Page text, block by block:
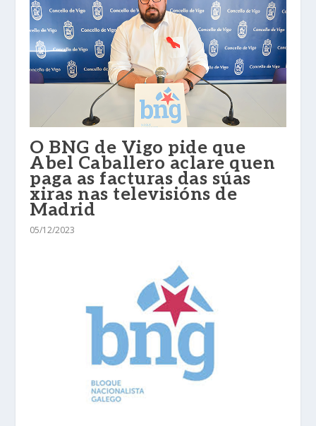
O BNG de Vigo pide que
Abel Caballero aclare quen
paga as facturas das súas
xiras nas televisións de
Madrid
05/12/2023